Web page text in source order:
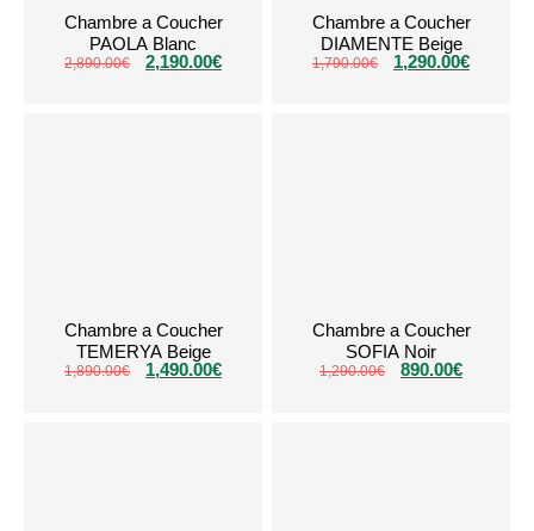
Chambre a Coucher
PAOLA Blanc
2,890.00€ 2,190.00€
Chambre a Coucher
DIAMENTE Beige
1,790.00€ 1,290.00€
Chambre a Coucher
TEMERYA Beige
1,890.00€ 1,490.00€
Chambre a Coucher
SOFIA Noir
1,290.00€ 890.00€